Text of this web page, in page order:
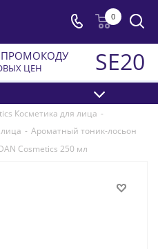
0
ПРОМОКОДУ
ЦЕН SE20
Косметика для лица -
- Ароматный тоник-лосьон
Cosmetics 250 мл